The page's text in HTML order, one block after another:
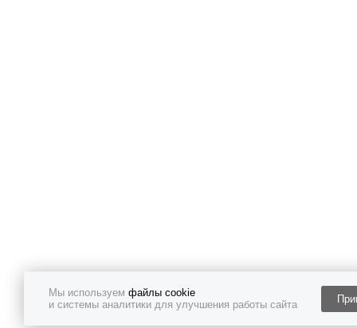
Мы используем файлы cookie
и системы аналитики для улучшения работы сайта